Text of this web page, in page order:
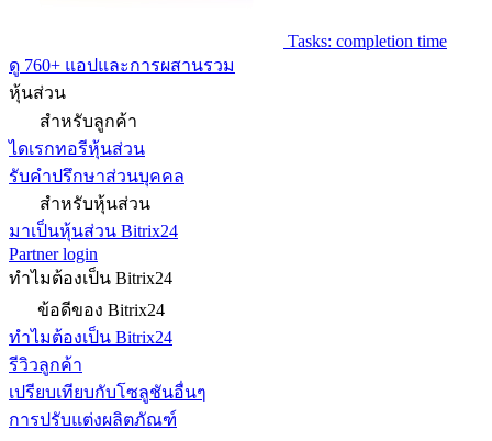
Tasks: completion time
ดู 760+ แอปและการผสานรวม
หุ้นส่วน
สำหรับลูกค้า
ไดเรกทอรีหุ้นส่วน
รับคำปรึกษาส่วนบุคคล
สำหรับหุ้นส่วน
มาเป็นหุ้นส่วน Bitrix24
Partner login
ทำไมต้องเป็น Bitrix24
ข้อดีของ Bitrix24
ทำไมต้องเป็น Bitrix24
รีวิวลูกค้า
เปรียบเทียบกับโซลูชันอื่นๆ
การปรับแต่งผลิตภัณฑ์